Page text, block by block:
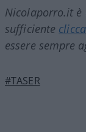
Nicolaporro.it è
sufficiente
essere sempre
#TASER